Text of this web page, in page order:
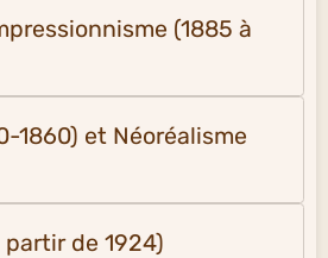
(1885 à
1860) et Néoréalisme
de 1924)